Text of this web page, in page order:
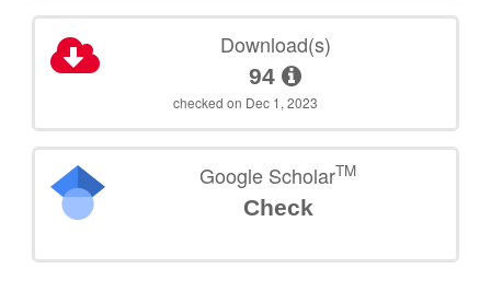
Download(s)
94
checked on Dec 1, 2023
Google ScholarTM
Check